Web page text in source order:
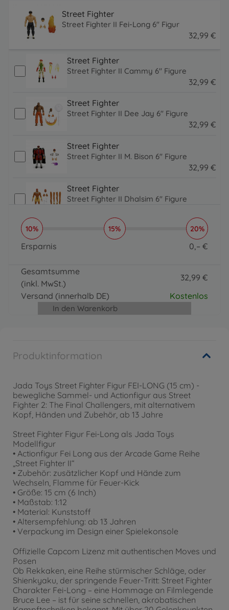
Produktinformation
Jada Toys Street Fighter Figur FEI-LONG (15 cm) -
bewegliche Sammel- und Actionfigur aus Street
Fighter 2: The Final Challengers, mit alternativem
Kopf, Händen und Zubehör, ab 13 Jahre
Street Fighter Figur Fei-Long als Jada Toys
Modellfigur
• Actionfigur Fei Long aus der Arcade Game Reihe
„Street Fighter II“
• Zubehör: zusätzlicher Kopf und Hände zum
Wechseln, Flamme für Feuer-Kick
• Größe: 15 cm (6 Inch)
• Maßstab: 1:12
• Material: Kunststoff
• Altersempfehlung: ab 13 Jahren
• Verpackung im Design einer Spielekonsole
Offizielle Capcom Lizenz mit authentischen Moves und
Posen
Ob Rekkaken, eine Reihe stürmischer Schläge, oder
Shienkyaku, der springende Feuer-Tritt: Street Fighter
Charakter Fei-Long – eine Hommage an Filmlegende
Bruce Lee – ist für seine schnellen, akrobatischen
Street Fighter
Street Fighter II Fei-Long 6" Figur
32,99 €
Street Fighter
Street Fighter II Cammy 6" Figure
32 99 €
Street Fighter
Street Fighter II Dee Jay 6" Figure
32,99 €
Street Fighter
Street Fighter II M. Bison 6" Figure
32 99 €
Street Fighter
Street Fighter II Dhalsim 6" Figure
32.99 EUR
Street Fighter
Street Fighter II Ken 6" Figur
32
Street Fighter
32,99
10% 15% 20%
Ersparnis 0,– €
Gesamtsumme
(inkl. MwSt.)
32,99 €
Versand (innerhalb DE) Kostenlos
In den Warenkorb